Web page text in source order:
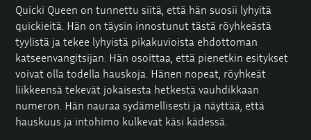
Quicki Queen on tunnettu siitä, että hän suosii lyhyitä
quickieitä. Hän on täysin innostunut tästä röyhkeästä
tyylistä ja tekee lyhyistä pikakuvioista ehdottoman
katseenvangitsijan. Hän osoittaa, että pienetkin esitykset
voivat olla todella hauskoja. Hänen nopeat, röyhkeät
liikkeensä tekevät jokaisesta hetkestä vauhdikkaan
numeron. Hän nauraa sydämellisesti ja näyttää, että
hauskuus ja intohimo kulkevat käsi kädessä.